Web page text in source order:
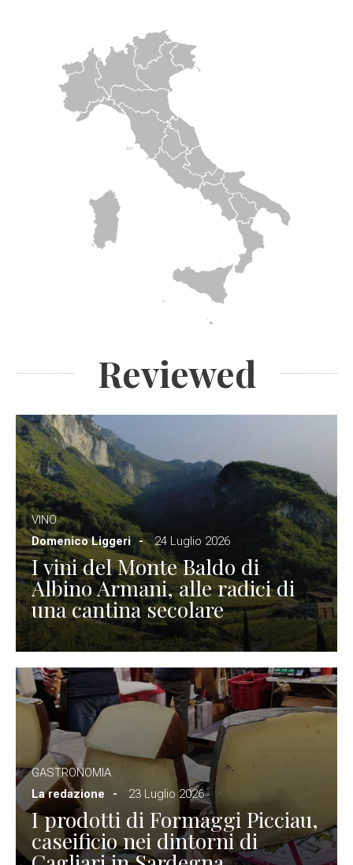
Reviewed
VINO
Domenico Liggeri
24 Luglio 2026
I vini del Monte Baldo di
Albino Armani, alle radici di
una cantina secolare
GASTRONOMIA
La redazione
23 Luglio 2026
I prodotti di Formaggi Picciau,
caseificio nei dintorni di